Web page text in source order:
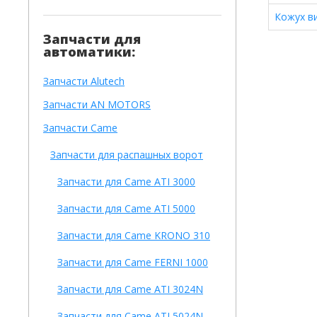
Запчасти для
автоматики:
Запчасти Alutech
Запчасти AN MOTORS
Запчасти Came
Запчасти для распашных ворот
Запчасти для Came ATI 3000
Запчасти для Came ATI 5000
Запчасти для Came KRONO 310
Запчасти для Came FERNI 1000
Запчасти для Came ATI 3024N
Кожух